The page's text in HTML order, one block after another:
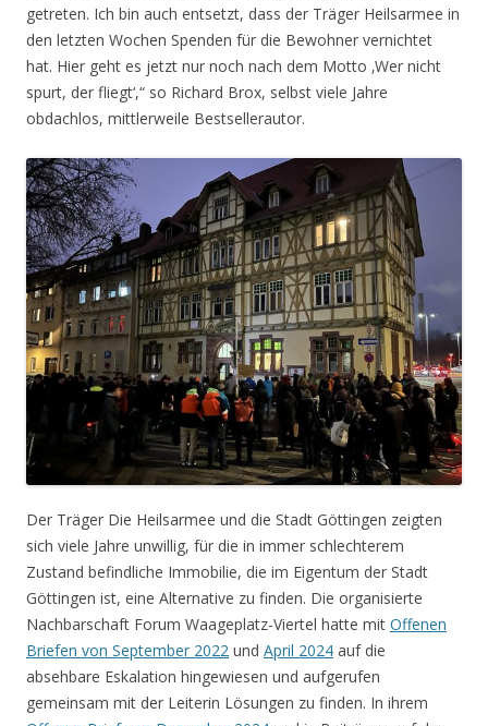
getreten. Ich bin auch entsetzt, dass der Träger Heilsarmee in
den letzten Wochen Spenden für die Bewohner vernichtet
hat. Hier geht es jetzt nur noch nach dem Motto ‚Wer nicht
spurt, der fliegt‘,“ so Richard Brox, selbst viele Jahre
obdachlos, mittlerweile Bestsellerautor.
Der Träger Die Heilsarmee und die Stadt Göttingen zeigten
sich viele Jahre unwillig, für die in immer schlechterem
Zustand befindliche Immobilie, die im Eigentum der Stadt
Göttingen ist, eine Alternative zu finden. Die organisierte
Nachbarschaft Forum Waageplatz-Viertel hatte mit Offenen
Briefen von September 2022 und April 2024 auf die
absehbare Eskalation hingewiesen und aufgerufen
gemeinsam mit der Leiterin Lösungen zu finden. In ihrem